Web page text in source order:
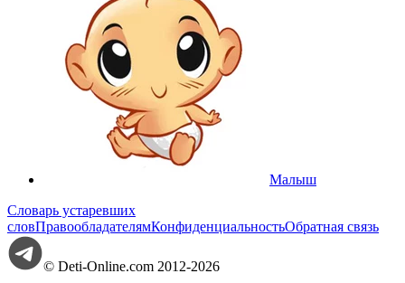
Малыш
Словарь устаревших
словПравообладателямКонфиденциальностьОбратная связь
© Deti-Online.com 2012-2026